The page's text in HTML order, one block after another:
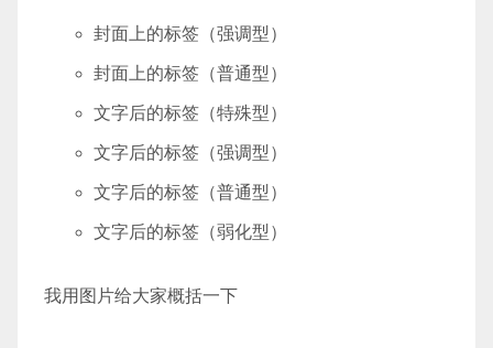
封面上的标签（强调型）
封面上的标签（普通型）
文字后的标签（特殊型）
文字后的标签（强调型）
文字后的标签（普通型）
文字后的标签（弱化型）
我用图片给大家概括一下